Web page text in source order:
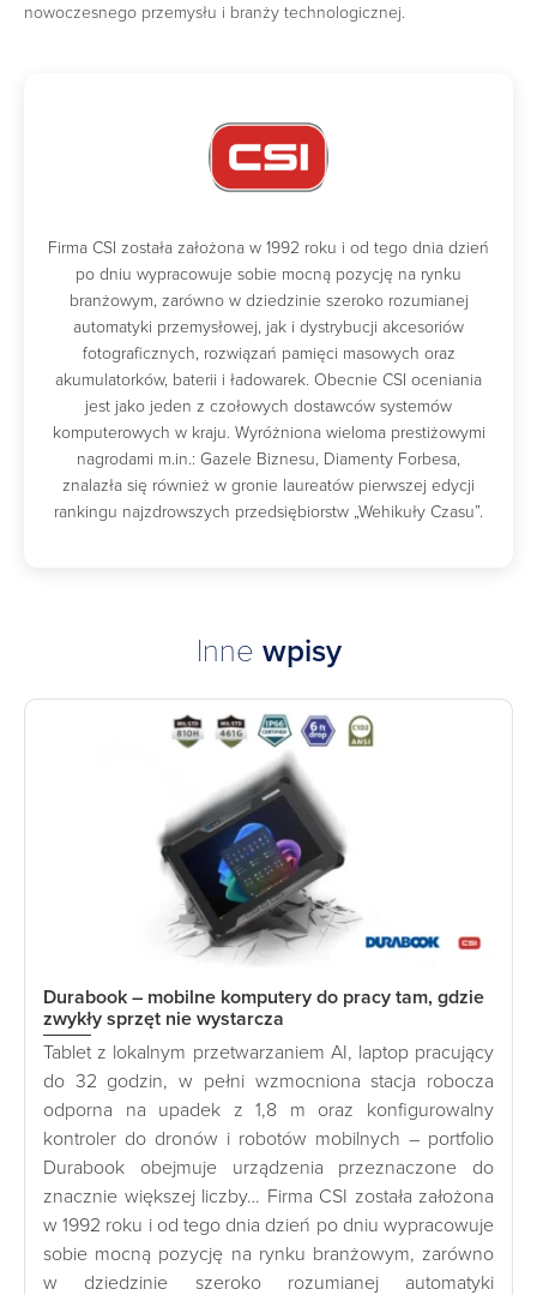
nowoczesnego przemysłu i branży technologicznej.
Firma CSI została założona w 1992 roku i od tego dnia dzień
po dniu wypracowuje sobie mocną pozycję na rynku
branżowym, zarówno w dziedzinie szeroko rozumianej
automatyki przemysłowej, jak i dystrybucji akcesoriów
fotograficznych, rozwiązań pamięci masowych oraz
akumulatorków, baterii i ładowarek. Obecnie CSI oceniania
jest jako jeden z czołowych dostawców systemów
komputerowych w kraju. Wyróżniona wieloma prestiżowymi
nagrodami m.in.: Gazele Biznesu, Diamenty Forbesa,
znalazła się również w gronie laureatów pierwszej edycji
rankingu najzdrowszych przedsiębiorstw „Wehikuły Czasu”.
Inne wpisy
Durabook – mobilne komputery do pracy tam, gdzie
zwykły sprzęt nie wystarcza
Tablet z lokalnym przetwarzaniem AI, laptop pracujący
do 32 godzin, w pełni wzmocniona stacja robocza
odporna na upadek z 1,8 m oraz konfigurowalny
kontroler do dronów i robotów mobilnych – portfolio
Durabook obejmuje urządzenia przeznaczone do
znacznie większej liczby… Firma CSI została założona
w 1992 roku i od tego dnia dzień po dniu wypracowuje
sobie mocną pozycję na rynku branżowym, zarówno
w dziedzinie szeroko rozumianej automatyki